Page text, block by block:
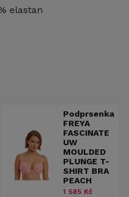
elastan
Podprsenka
FREYA
FASCINATE
UW
MOULDED
PLUNGE T-
SHIRT BRA
PEACH
1 585 Kč